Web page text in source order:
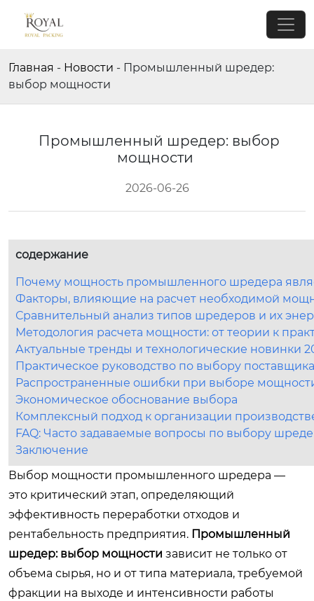
Главная - Новости - Промышленный шредер:
выбор мощности
Промышленный шредер: выбор
мощности
2026-06-26
содержание
Почему мощность промышленного шредера
Факторы, влияющие на расчет необходимой
Сравнительный анализ типов шредеров и их
Методология расчета мощности: от теории к
Актуальные тренды и технологические новинки
Практическое руководство по выбору
Распространенные ошибки при выборе
Экономическое обоснование выбора
Комплексный подход к организации
FAQ: Часто задаваемые вопросы по выбору
Заключение
Выбор мощности промышленного шредера —
это критический этап, определяющий
эффективность переработки отходов и
рентабельность предприятия. Промышленный
шредер: выбор мощности зависит не только от
объема сырья, но и от типа материала, требуемой
фракции на выходе и интенсивности работы